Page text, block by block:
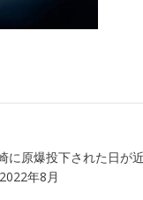
に原爆投下された日が
年8月